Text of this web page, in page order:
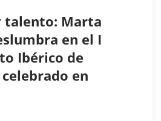
talento: Marta
en el I
Ibérico de
en